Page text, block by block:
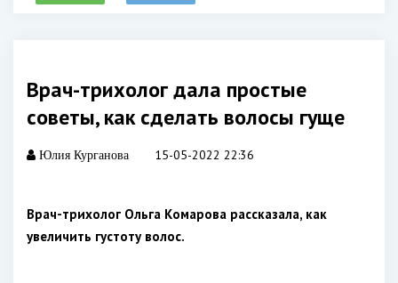
Врач-трихолог дала простые
советы, как сделать волосы гуще
Юлия Курганова 15-05-2022 22:36
Врач-трихолог Ольга Комарова рассказала, как
увеличить густоту волос.